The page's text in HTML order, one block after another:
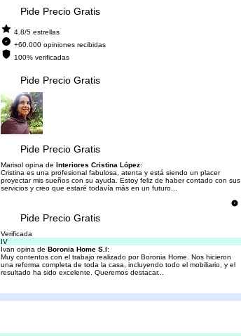
Pide Precio Gratis
Pide Precio Gratis
Pide Precio Gratis
Pide Precio Gratis
4.8/5 estrellas
+60.000 opiniones recibidas
100% verificadas
Marisol opina de Interiores Cristina López:
Cristina es una profesional fabulosa, atenta y está siendo un placer
proyectar mis sueños con su ayuda. Estoy feliz de haber contado con sus
servicios y creo que estaré todavía más en un futuro...
Verificada
IV
Ivan opina de Boronia Home S.l:
Muy contentos con el trabajo realizado por Boronia Home. Nos hicieron
una reforma completa de toda la casa, incluyendo todo el mobiliario, y el
resultado ha sido excelente. Queremos destacar...